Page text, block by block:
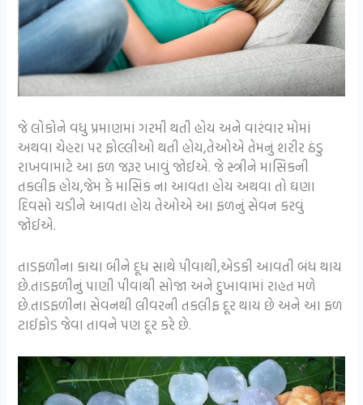
જે લોકોને વધુ પ્રમાણમાં ગરમી થતી હોય અને વારંવાર મોમાં
અથવા ચેહરા પર ફોલ્લીઓ થતી હોય,તેઓએ તેમનું શરીર ઠંડુ
રાખવામાટે આ ફળ જરૂર ખાવું જોઈએ. જે સ્ત્રીને માસિકની
તકલીફ હોય,જેમ કે માસિક ના આવતા હોય અથવા તો ઘણા
દિવસો ચડીને આવતા હોય તેઓએ આ ફળનું સેવન કરવું
જોઈએ.
તાડફળીના કાચા બીને દૂધ સાથે પીવાથી,એડકી આવતી બંધ થાય
છે.તાડફળીનું પાણી પીવાથી સોજા અને દુખાવામાં રાહત મળે
છે.તાડફળીના સેવનથી લીવરની તકલીફ દૂર થાય છે અને આ ફળ
ટાઈફોડ જેવા તાવને પણ દૂર કરે છે.